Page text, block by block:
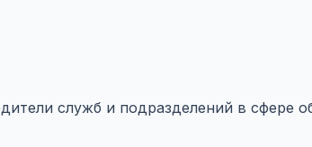
служб и подразделений в сфере